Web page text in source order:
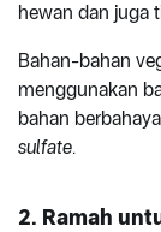
hewan dan juga
Bahan-bahan
menggunakan
bahan
sulfate.
2. Ramah